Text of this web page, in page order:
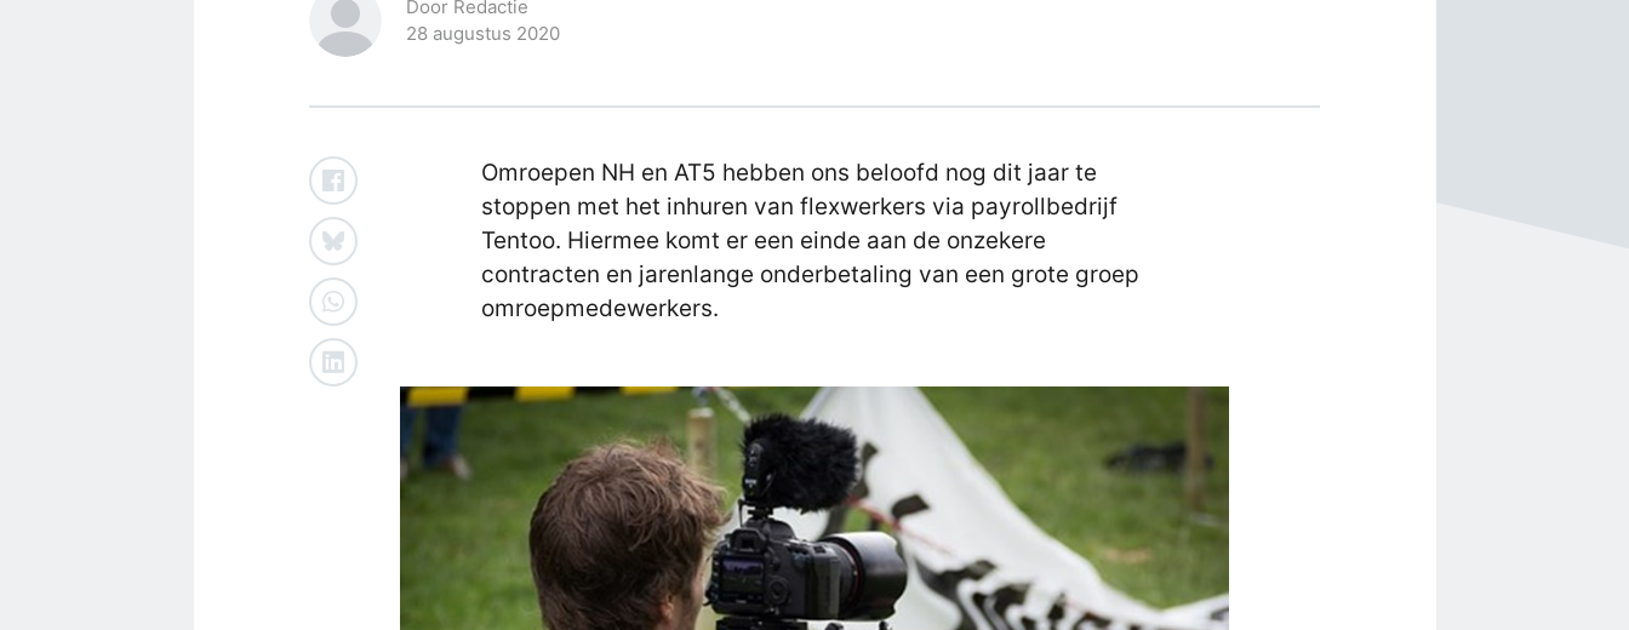
Door Redactie
28 augustus 2020
Omroepen NH en AT5 hebben ons beloofd nog dit jaar te
stoppen met het inhuren van flexwerkers via payrollbedrijf
Tentoo. Hiermee komt er een einde aan de onzekere
contracten en jarenlange onderbetaling van een grote groep
omroepmedewerkers.